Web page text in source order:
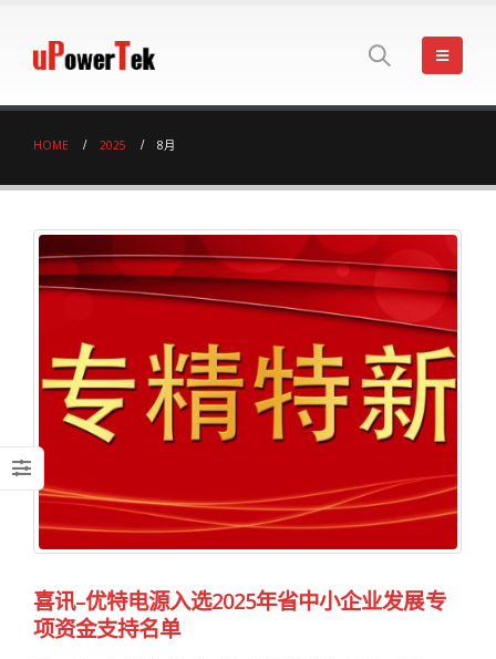
HOME 2025 8月
喜讯–优特电源入选2025年省中小企业发展专
项资金支持名单